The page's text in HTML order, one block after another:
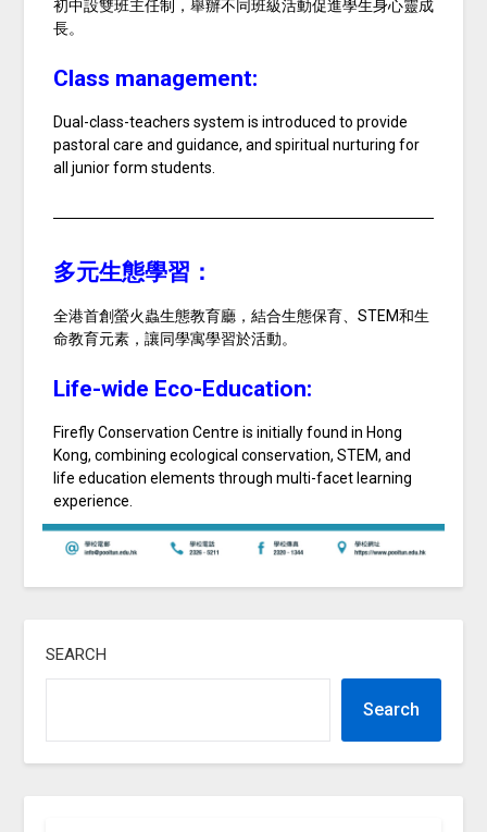
初中設雙班主任制，舉辦不同班級活動促進學生身心靈成
長。
Class management:
Dual-class-teachers system is introduced to provide
pastoral care and guidance, and spiritual nurturing for
all junior form students.
多元生態學習：
全港首創螢火蟲生態教育廳，結合生態保育、STEM和生
命教育元素，讓同學寓學習於活動。
Life-wide Eco-Education:
Firefly Conservation Centre is initially found in Hong
Kong, combining ecological conservation, STEM, and
life education elements through multi-facet learning
experience.
SEARCH
Search